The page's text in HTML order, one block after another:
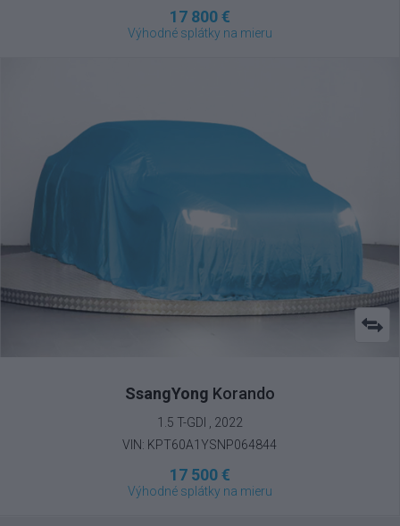
17 800 €
Výhodné splátky na mieru
SsangYong Korando
1.5 T-GDI , 2022
VIN: KPT60A1YSNP064844
17 500 €
Výhodné splátky na mieru